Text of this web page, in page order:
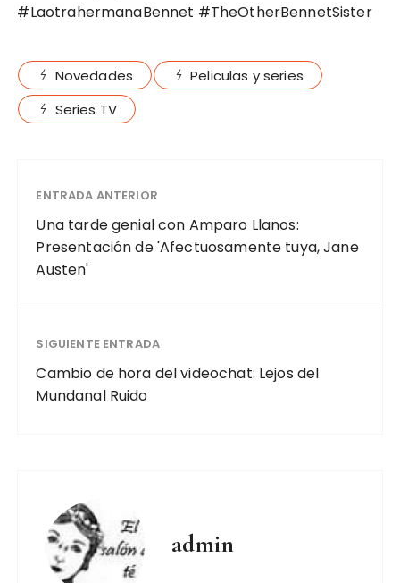
#LaotrahermanaBennet #TheOtherBennetSister
Novedades
Peliculas y series
Series TV
ENTRADA ANTERIOR
Una tarde genial con Amparo Llanos:
Presentación de 'Afectuosamente tuya, Jane
Austen'
SIGUIENTE ENTRADA
Cambio de hora del videochat: Lejos del
Mundanal Ruido
admin